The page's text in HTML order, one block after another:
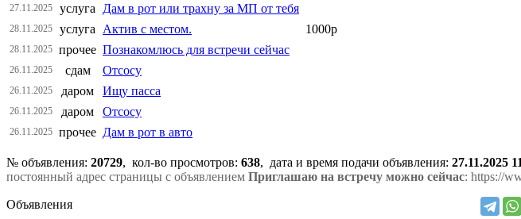
27.11.2025 услуга Дам в рот или трахну за МП от тебя
28.11.2025 услуга Актив с местом. 1000р
28.11.2025 прочее Познакомлюсь для встречи сейчас
26.11.2025 сдам Отсосу
26.11.2025 даром Ищу пасса
26.11.2025 даром Отсосу
26.11.2025 прочее Дам в рот в авто
№ объявления: 20729, кол-во просмотров: 638, дата и время подачи объявления: 27.11.2025
постоянный адрес страницы с объявлением Приглашаю на встречу можно сейчас: https://
Объявления